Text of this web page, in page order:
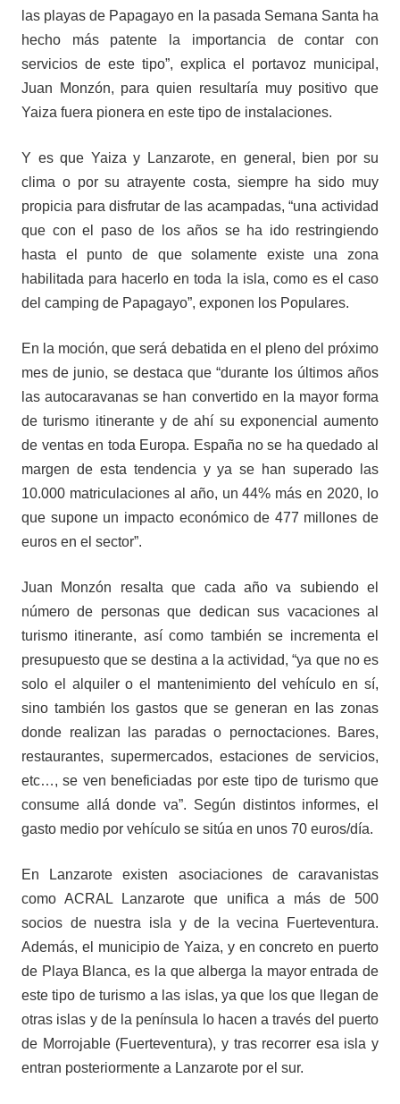
las playas de Papagayo en la pasada Semana Santa ha
hecho más patente la importancia de contar con
servicios de este tipo”, explica el portavoz municipal,
Juan Monzón, para quien resultaría muy positivo que
Yaiza fuera pionera en este tipo de instalaciones.
Y es que Yaiza y Lanzarote, en general, bien por su
clima o por su atrayente costa, siempre ha sido muy
propicia para disfrutar de las acampadas, “una actividad
que con el paso de los años se ha ido restringiendo
hasta el punto de que solamente existe una zona
habilitada para hacerlo en toda la isla, como es el caso
del camping de Papagayo”, exponen los Populares.
En la moción, que será debatida en el pleno del próximo
mes de junio, se destaca que “durante los ú ltimos años
las autocaravanas se han convertido en la mayor forma
de turismo itinerante y de ahí su exponencial aumento
de ventas en toda Europa. España no se ha quedado al
margen de esta tendencia y ya se han superado las
10.000 matriculaciones al año, un 44% más en 2020, lo
que supone un impacto económico de 477 millones de
euros en el sector”.
Juan Monzón resalta que cada año va subiendo el
número de personas que dedican sus vacaciones al
turismo itinerante, así como también se incrementa el
presupuesto que se destina a la actividad, “ya que no es
solo el alquiler o el mantenimiento del vehículo en sí,
sino también los gastos que se generan en las zonas
donde realizan las paradas o pernoctaciones. Bares,
restaurantes, supermercados, estaciones de servicios,
etc…, se ven beneficiadas por este tipo de turismo que
consume allá donde va”. Según distintos informes, el
gasto medio por vehículo se sitúa en unos 70 euros/día.
En Lanzarote existen asociaciones de caravanistas
como ACRAL Lanzarote
que unifica a más de 500
socios de nuestra isla y de la vecina Fuerteventura.
Además, el municipio de Yaiza, y en concreto en puerto
de Playa Blanca, es la que alberga la mayor entrada de
este tipo de turismo a las islas, ya que los que llegan de
otras islas y de la península lo hacen a través del puerto
de Morrojable (Fuerteventura), y tras recorrer esa isla y
entran posteriormente a Lanzarote por el sur.